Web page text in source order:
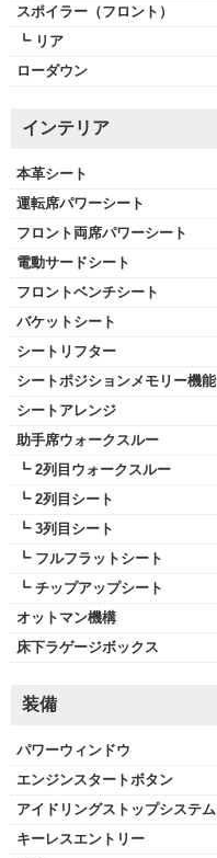
スポイラー（フロント）
┗ リア
ローダウン
インテリア
本革シート
運転席パワーシート
フロント両席パワーシート
電動サードシート
フロントベンチシート
バケットシート
シートリフター
シートポジションメモリー機能
シートアレンジ
助手席ウォークスルー
┗ 2列目ウォークスルー
┗ 2列目シート
┗ 3列目シート
┗ フルフラットシート
┗ チップアップシート
オットマン機構
床下ラゲージボックス
装備
パワーウィンドウ
エンジンスタートボタン
アイドリングストップシステム
キーレスエントリー